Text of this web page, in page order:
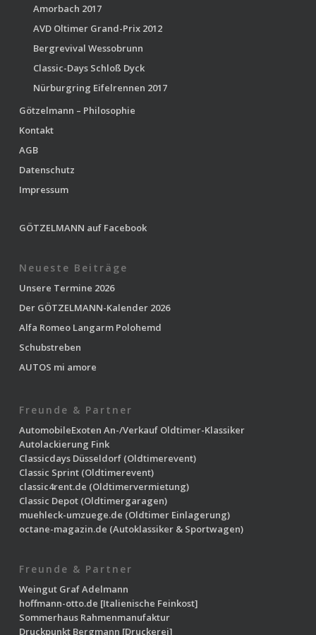
Amorbach 2017
AVD Oltimer Grand-Prix 2012
Bergrevival Wessobrunn
Classic-Days Schloß Dyck
Nürburgring Eifelrennen 2017
Götzelmann – Philosophie
Kontakt
AGB
Datenschutz
Impressum
GÖTZELMANN auf Facebook
Neueste Beiträge
Unsere Termine 2026
Der GÖTZELMANN-Kalender 2026
Alfa Romeo Langarm Polohemd
Schubstreben
AUTOS mi amore
Freunde & Partner
AutomobileExoten An-/Verkauf Oldtimer-Klassiker
Autolackierung Fink
Classicdays Düsseldorf(Oldtimerevent)
Classic Sprint(Oldtimerevent)
classic4rent.de (Oldtimervermietung)
Classic Depot(Oldtimergaragen)
muehleck-umzuege.de (Oldtimer Einlagerung)
octane-magazin.de (Autoklassiker & Sportwagen)
Freunde & Partner
Weingut Graf Adelmann
hoffmann-otto.de [Italienische Feinkost]
Sommerhaus Rahmenmanufaktur
Druckpunkt Bergmann [Druckerei]